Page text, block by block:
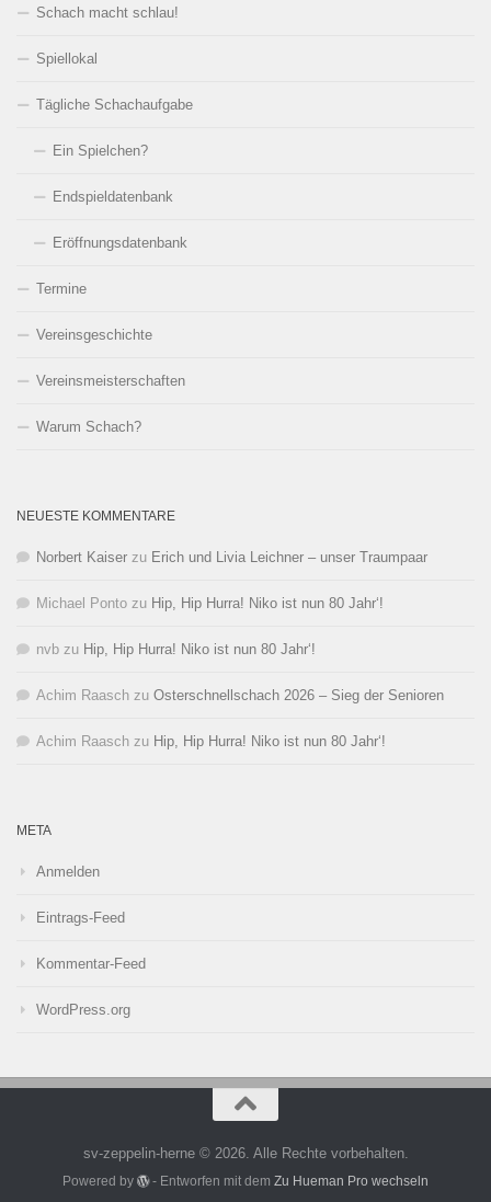
Schach macht schlau!
Spiellokal
Tägliche Schachaufgabe
Ein Spielchen?
Endspieldatenbank
Eröffnungsdatenbank
Termine
Vereinsgeschichte
Vereinsmeisterschaften
Warum Schach?
NEUESTE KOMMENTARE
Norbert Kaiser zu Erich und Livia Leichner – unser Traumpaar
Michael Ponto zu Hip, Hip Hurra! Niko ist nun 80 Jahr‘!
nvb zu Hip, Hip Hurra! Niko ist nun 80 Jahr‘!
Achim Raasch zu Osterschnellschach 2026 – Sieg der Senioren
Achim Raasch zu Hip, Hip Hurra! Niko ist nun 80 Jahr‘!
META
Anmelden
Eintrags-Feed
Kommentar-Feed
WordPress.org
sv-zeppelin-herne © 2026. Alle Rechte vorbehalten.
Powered by - Entworfen mit demZu Hueman Pro wechseln